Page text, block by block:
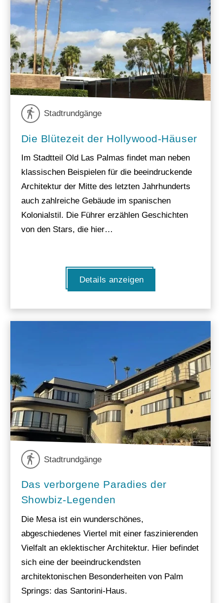
Stadtrundgänge
Die Blütezeit der Hollywood-Häuser
Im Stadtteil Old Las Palmas findet man neben
klassischen Beispielen für die beeindruckende
Architektur der Mitte des letzten Jahrhunderts
auch zahlreiche Gebäude im spanischen
Kolonialstil. Die Führer erzählen Geschichten
von den Stars, die hier…
Details anzeigen
Stadtrundgänge
Das verborgene Paradies der
Showbiz-Legenden
Die Mesa ist ein wunderschönes,
abgeschiedenes Viertel mit einer faszinierenden
Vielfalt an eklektischer Architektur. Hier befindet
sich eine der beeindruckendsten
architektonischen Besonderheiten von Palm
Springs: das Santorini-Haus.